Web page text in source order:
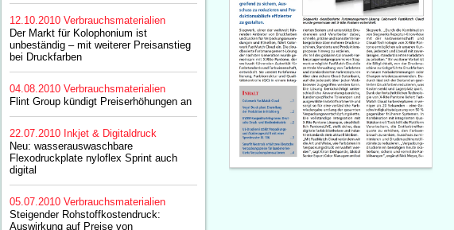
12.10.2010 Verbrauchsmaterialien
Der Markt für Kolophonium ist
unbeständig – mit weiterer Preisanstieg
bei Druckfarben
04.08.2010 Verbrauchsmaterialien
Flint Group kündigt Preiserhöhungen an
22.07.2010 Inkjet & Digitaldruck
Neu: wasserauswaschbare
Flexodruckplate nyloflex Sprint auch
digital
05.07.2010 Verbrauchsmaterialien
Steigender Rohstoffkostendruck:
Auswirkung auf Preise von